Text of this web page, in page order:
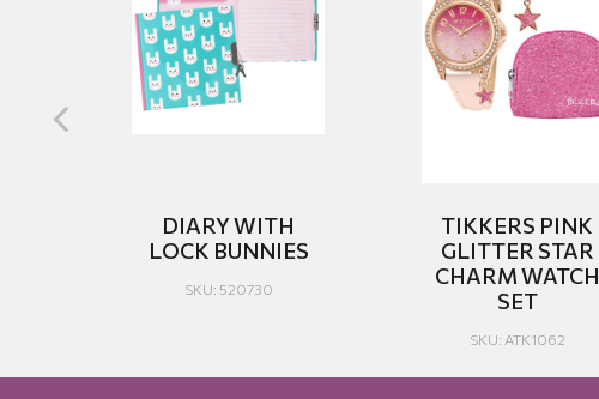
DIARY WITH
LOCK BUNNIES
SKU: 520730
TIKKERS PINK
GLITTER STAR
CHARM WATCH
SET
SKU: ATK1062